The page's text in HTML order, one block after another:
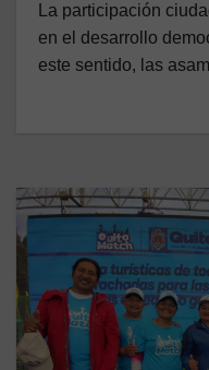
La participación
en el desarrollo
este sentido, las